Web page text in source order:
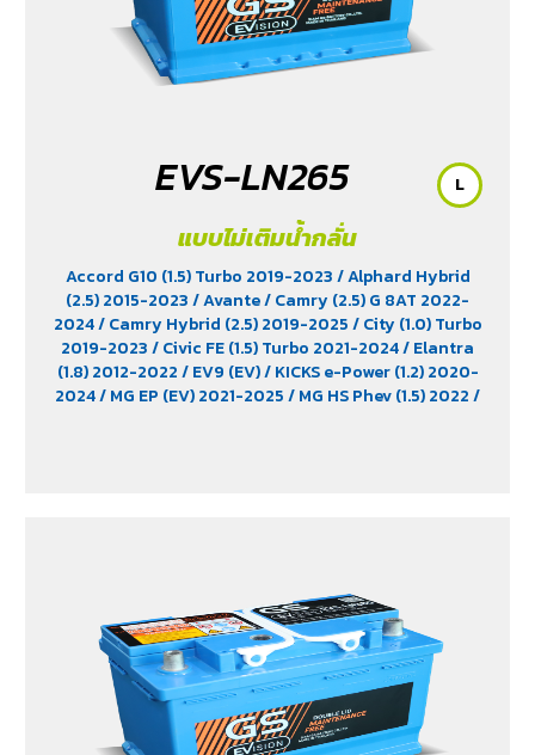
EVS-LN265
แบบไม่เติมน้ำกลั่น
Accord G10 (1.5) Turbo 2019-2023/ Alphard Hybrid
(2.5) 2015-2023/ Avante/ Camry (2.5) G 8AT 2022-
2024/ Camry Hybrid (2.5) 2019-2025/ City (1.0) Turbo
2019-2023/ Civic FE (1.5) Turbo 2021-2024/ Elantra
(1.8) 2012-2022/ EV9 (EV)/ KICKS e-Power (1.2) 2020-
2024/ MG EP (EV) 2021-2025/ MG HS Phev (1.5) 2022/
L